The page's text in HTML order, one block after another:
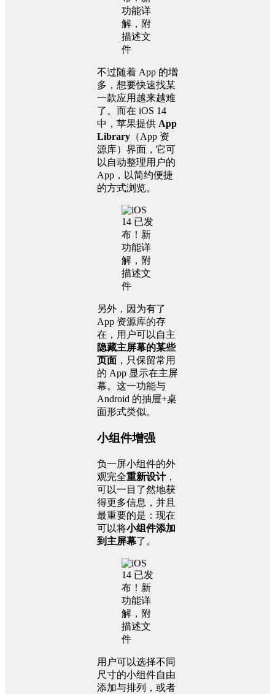
不过随着 App 的增
多，想要快速找某
一款应用越来越难
了。而在 iOS 14
中，苹果提供 App
Library （App 资
源库）界面，它可
以自动整理用户的
App，以简约便捷
的方式浏览。
另外，因为有了
App 资源库的存
在，用户可以自主
隐藏主屏幕的某些
页面 ，只保留常用
的 App 显示在主屏
幕。这一功能与
Android 的抽屉+桌
面形式类似。
小组件增强
负一屏小组件的外
观完全重新设计，
可以一目了然地获
得更多信息，并且
最重要的是：现在
可以将小组件添加
到主屏幕了。
用户可以选择不同
尺寸的小组件自由
添加与排列，或者